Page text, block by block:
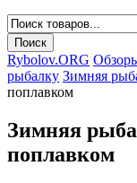
Rybolov.ORG
рыбалку Зимняя
поплавком
Зимняя
поплавком